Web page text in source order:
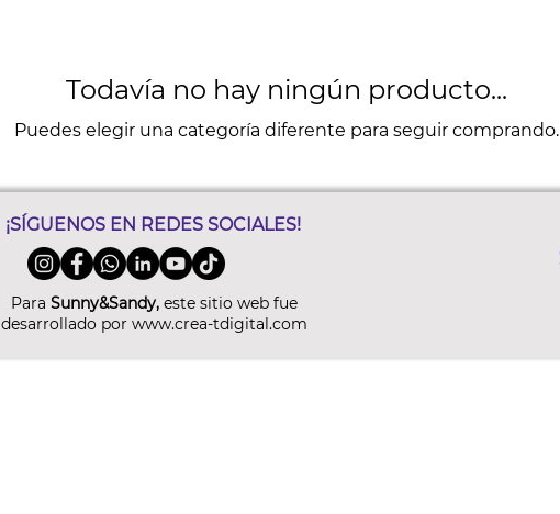
Todavía no hay ningún producto...
Puedes elegir una categoría diferente para seguir comprando.
¡SÍGUENOS EN REDES SOCIALES!
ParaSunny&Sandy, este sitio web fue
desarrollado porwww.crea-tdigital.com